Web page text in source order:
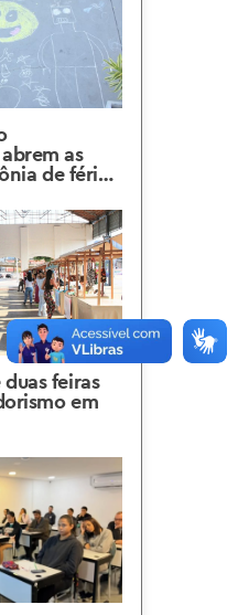
as
de férias
feiras
em